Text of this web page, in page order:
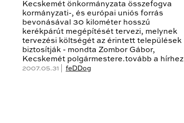
Kecskemét önkormányzata összefogva
kormányzati-, és európai uniós forrás
bevonásával 30 kilométer hosszú
kerékpárút megépítését tervezi, melynek
tervezési költségét az érintett települések
biztosítják - mondta Zombor Gábor,
Kecskemét polgármestere.tovább a hírhez
2007.05.31 | feDDog